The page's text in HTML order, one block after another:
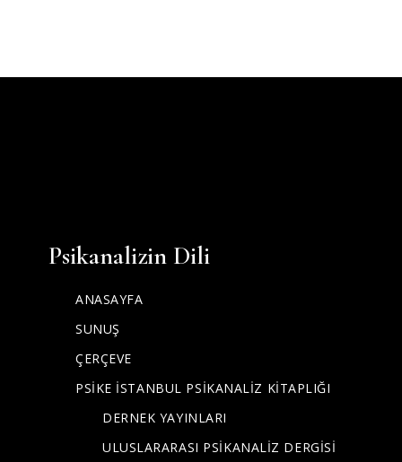
Psikanalizin Dili
ANASAYFA
SUNUŞ
ÇERÇEVE
PSİKE İSTANBUL PSİKANALİZ KİTAPLIĞI
DERNEK YAYINLARI
ULUSLARARASI PSİKANALİZ DERGİSİ